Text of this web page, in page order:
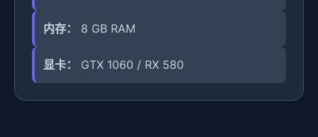
内存： 8 GB RAM
显卡： GTX 1060 / RX 580